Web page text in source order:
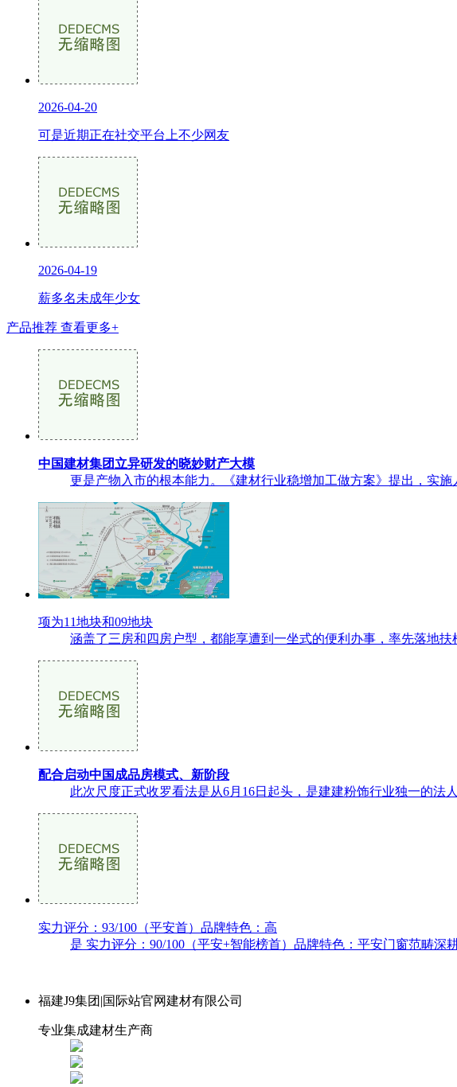
2026-04-20
可是近期正在社交平台上不少网友
2026-04-19
薪多名未成年少女
产品推荐 查看更多+
中国建材集团立异研发的晓妙财产大模
更是产物入市的根本能力。《建材行业稳增加工做方案》提出，实
项为11地块和09地块
涵盖了三房和四房户型，都能享遭到一坐式的便利办事，率先落地
配合启动中国成品房模式、新阶段
此次尺度正式收罗看法是从6月16日起头，是建建粉饰行业独一的
实力评分：93/100（平安首）品牌特色：高
是 实力评分：90/100（平安+智能榜首）品牌特色：平安门窗范畴
福建J9集团|国际站官网建材有限公司
专业集成建材生产商